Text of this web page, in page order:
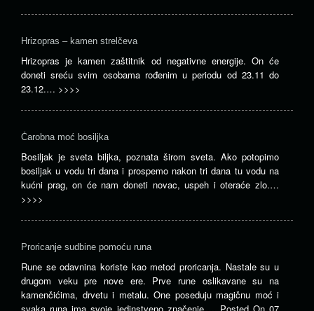
Hrizopras – kamen strelčeva
Hrizopras je kamen zaštitnik od negativne energije. On će
doneti sreću svim osobama rođenim u periodu od 23.11 do
23.12.… >>>>
Čarobna moć bosiljka
Bosiljak je sveta biljka, poznata širom sveta. Ako potopimo
bosiljak u vodu tri dana i prospemo nakon tri dana tu vodu na
kućni prag, on će nam doneti novac, uspeh i oteraće zlo.…
>>>>
Proricanje sudbine pomoću runa
Rune se odavnina koriste kao metod proricanja. Nastale su u
drugom veku pre nove ere. Prve rune oslikavane su na
kamenčićima, drvetu i metalu. One poseduju magičnu moć i